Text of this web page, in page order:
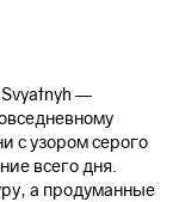
—
с узором серого
всего дня.
а продуманные